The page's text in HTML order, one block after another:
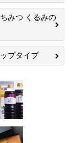
みつ くるみの
プタイプ